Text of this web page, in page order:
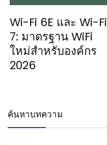
Wi-Fi 6E และ Wi-Fi
7: มาตรฐาน WiFi
ใหม่สำหรับองค์กร
2026
ค้นหาบทความ